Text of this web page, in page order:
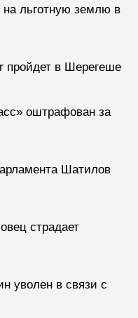
льготную землю в
пройдет в Шерегеше
оштрафован за
Шатилов
страдает
уволен в связи с